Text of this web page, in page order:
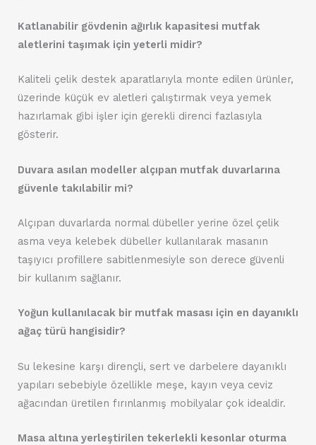
Katlanabilir gövdenin ağırlık kapasitesi mutfak
aletlerini taşımak için yeterli midir?
Kaliteli çelik destek aparatlarıyla monte edilen ürünler,
üzerinde küçük ev aletleri çalıştırmak veya yemek
hazırlamak gibi işler için gerekli direnci fazlasıyla
gösterir.
Duvara asılan modeller alçıpan mutfak duvarlarına
güvenle takılabilir mi?
Alçıpan duvarlarda normal dübeller yerine özel çelik
asma veya kelebek dübeller kullanılarak masanın
taşıyıcı profillere sabitlenmesiyle son derece güvenli
bir kullanım sağlanır.
Yoğun kullanılacak bir mutfak masası için en dayanıklı
ağaç türü hangisidir?
Su lekesine karşı dirençli, sert ve darbelere dayanıklı
yapıları sebebiyle özellikle meşe, kayın veya ceviz
ağacından üretilen fırınlanmış mobilyalar çok idealdir.
Masa altına yerleştirilen tekerlekli kesonlar oturma